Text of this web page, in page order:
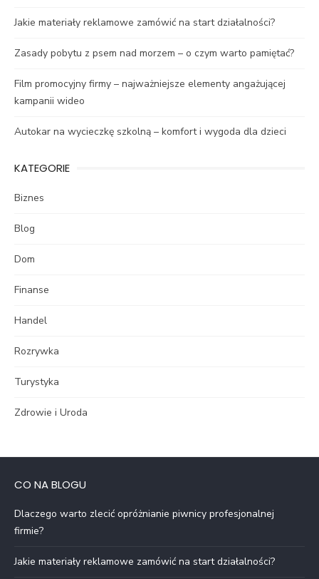
Jakie materiały reklamowe zamówić na start działalności?
Zasady pobytu z psem nad morzem – o czym warto pamiętać?
Film promocyjny firmy – najważniejsze elementy angażującej
kampanii wideo
Autokar na wycieczkę szkolną – komfort i wygoda dla dzieci
KATEGORIE
Biznes
Blog
Dom
Finanse
Handel
Rozrywka
Turystyka
Zdrowie i Uroda
CO NA BLOGU
Dlaczego warto zlecić opróżnianie piwnicy profesjonalnej
firmie?
Jakie materiały reklamowe zamówić na start działalności?